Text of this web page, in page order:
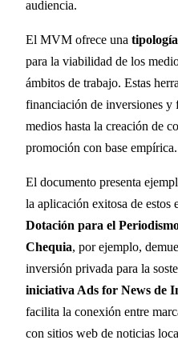
audiencia.
El MVM ofrece una
para la viabilidad de los
ámbitos de trabajo. Estas
financiación de inversiones y
medios hasta la creación de
promoción con base empírica.
El documento presenta
la aplicación exitosa de estos
Dotación para el
Chequia, por ejemplo,
inversión privada para la
iniciativa Ads for News de
facilita la conexión entre
con sitios web de noticias